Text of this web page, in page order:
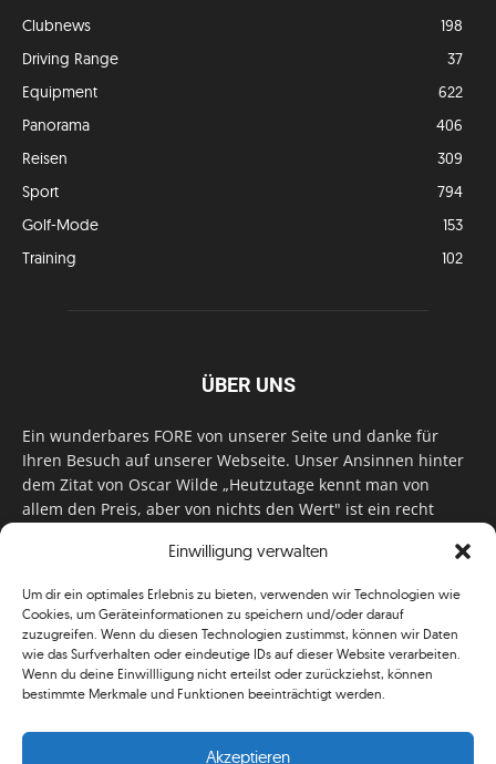
Einwilligung verwalten
Um dir ein optimales Erlebnis zu bieten, verwenden wir Technologien wie
Cookies, um Geräteinformationen zu speichern und/oder darauf
zuzugreifen. Wenn du diesen Technologien zustimmst, können wir Daten
wie das Surfverhalten oder eindeutige IDs auf dieser Website verarbeiten.
Wenn du deine Einwillligung nicht erteilst oder zurückziehst, können
bestimmte Merkmale und Funktionen beeinträchtigt werden.
Akzeptieren
Clubnews
198
Driving Range
37
Equipment
622
Panorama
406
Reisen
309
Sport
794
Golf-Mode
153
Training
102
ÜBER UNS
Ein wunderbares FORE von unserer Seite und danke für
Ihren Besuch auf unserer Webseite. Unser Ansinnen hinter
dem Zitat von Oscar Wilde „Heutzutage kennt man von
allem den Preis, aber von nichts den Wert" ist ein recht
für Monat unser Bestes, um Sie mit außergewöhnlichen
zu versorgen. Im Magazin, auf unserer Website & auf
unseren Social Media Plattformen! Das verdient im
klassischen Wortsinn nicht nur Anerkennung!